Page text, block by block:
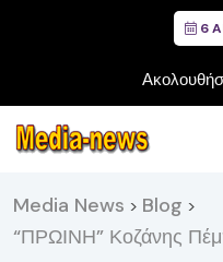
6
Media News > Blog >
“ΠΡΩΙΝΗ” Κοζάνης